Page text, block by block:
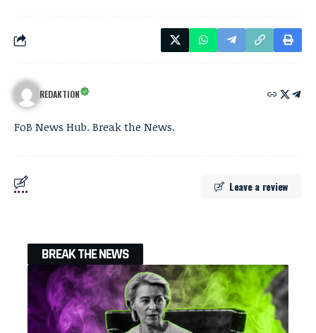
REDAKTION
FoB News Hub. Break the News.
Leave a review
BREAK THE NEWS